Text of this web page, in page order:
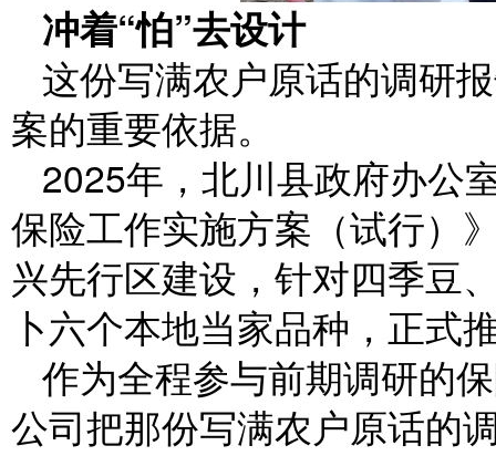
冲着“怕”去设计
这份写满农户原话的调研
案的重要依据。
2025年，北川县政府办公
保险工作实施方案（试行）
兴先行区建设，针对四季豆
卜六个本地当家品种，正式
作为全程参与前期调研的
公司把那份写满农户原话的